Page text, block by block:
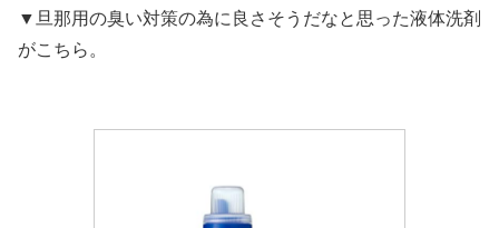
▼旦那用の臭い対策の為に良さそうだなと思った液体洗剤
がこちら。